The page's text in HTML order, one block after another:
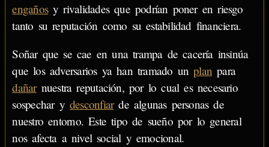
engañosy rivalidades que podrían poner en riesgo
tanto su reputación como su estabilidad financiera.
Soñar que se cae en una trampa de cacería insinúa
que los adversarios ya han tramado unplan para
dañarnuestra reputación, por lo cual es necesario
sospechar y desconfiarde algunas personas de
nuestro entorno. Este tipo de sueño por lo general
nos afecta a nivel social y emocional.